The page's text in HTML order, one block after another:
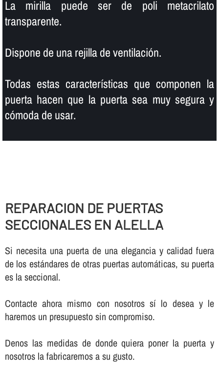
La mirilla puede ser de poli metacrilato
transparente.
Dispone de una rejilla de ventilación.
Todas estas caracterí­sticas que componen la
puerta hacen que la puerta sea muy segura y
cómoda de usar.
REPARACION DE PUERTAS
SECCIONALES EN ALELLA
Si necesita una puerta de una elegancia y calidad fuera
de los estándares de otras puertas automáticas, su puerta
es la seccional.
Contacte ahora mismo con nosotros sí­ lo desea y le
haremos un presupuesto sin compromiso.
Denos las medidas de donde quiera poner la puerta y
nosotros la fabricaremos a su gusto.